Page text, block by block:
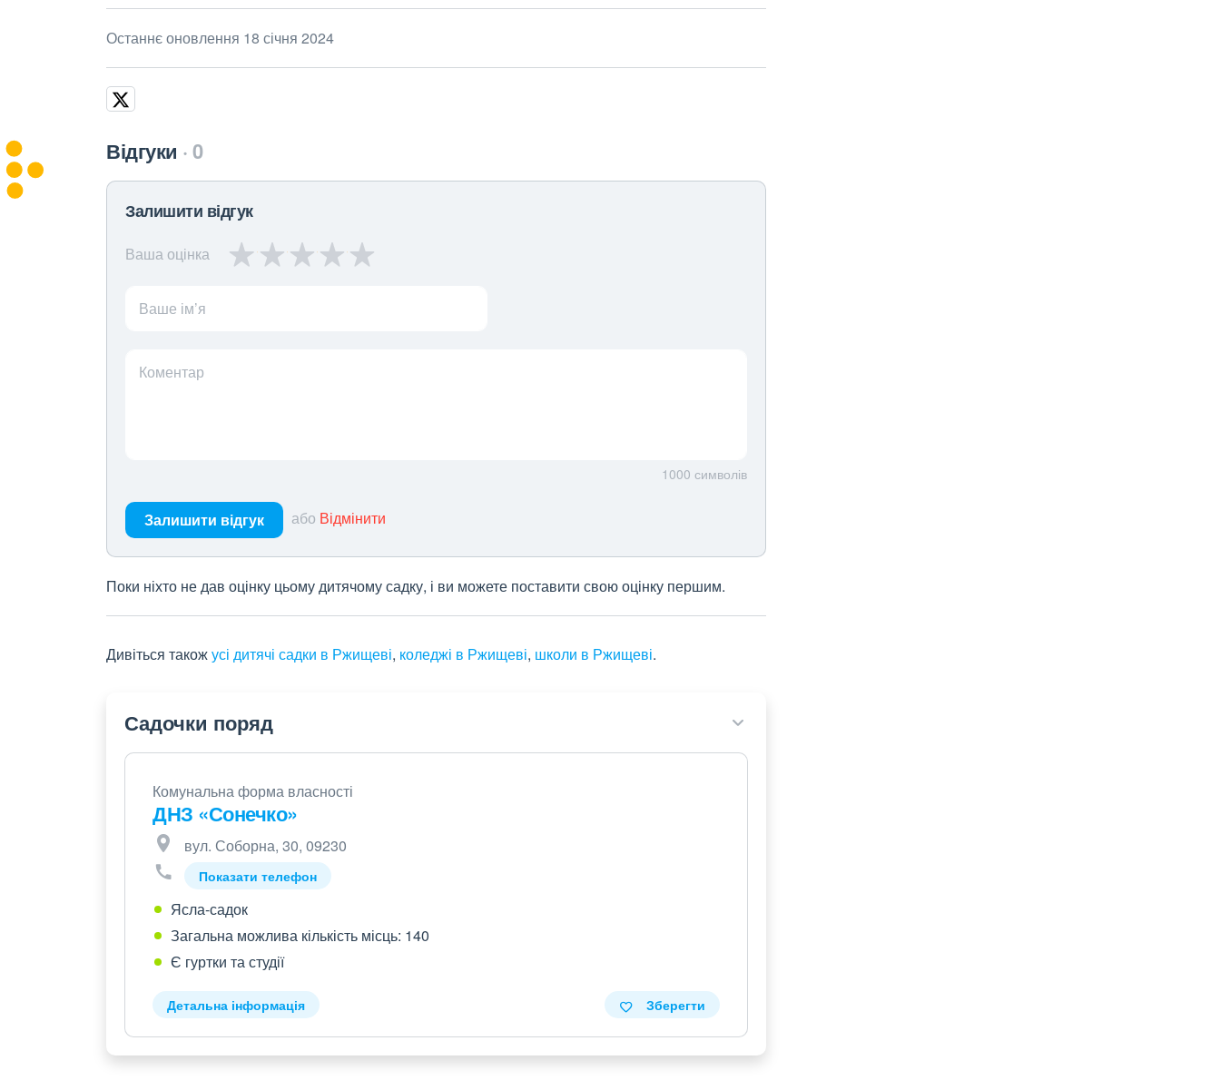
Останнє оновлення 18 січня 2024
Відгуки 0
Залишити відгук
Ваша оцінка
Ваше ім’я
Коментар
1000 символів
Залишити відгук або Відмінити
Поки ніхто не дав оцінку цьому дитячому садку, і ви можете поставити свою оцінку першим.
Дивіться такожусі дитячі садки в Ржищеві, коледжі в Ржищеві, школи в Ржищеві.
Садочки поряд
Комунальна форма власності
ДНЗ «Сонечко»
вул. Соборна, 30, 09230
Показати телефон
Ясла-садок
Загальна можлива кількість місць: 140
Є гуртки та студії
Детальна інформація Зберегти